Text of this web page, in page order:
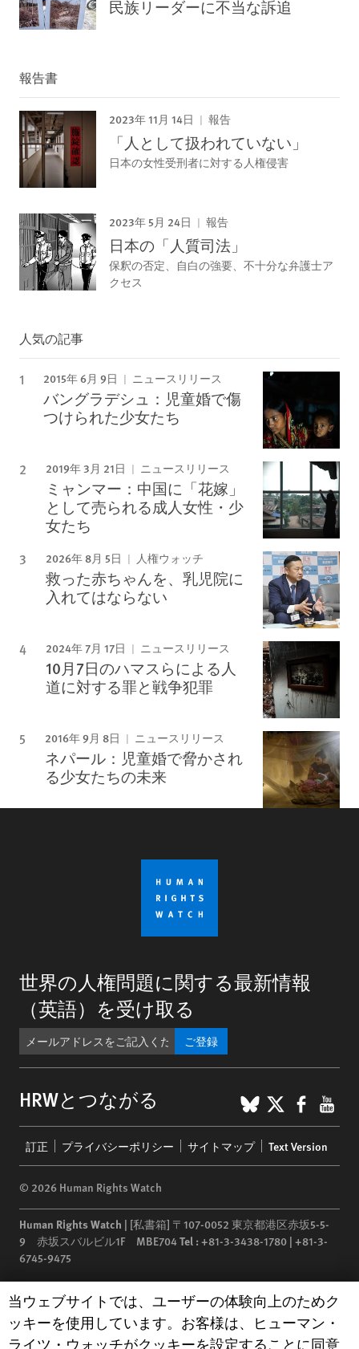
民族リーダーに不当な訴追
報告書
2023年 11月 14日 報告
「人として扱われていない」
日本の女性受刑者に対する人権侵害
2023年 5月 24日 報告
日本の「人質司法」
保釈の否定、自白の強要、不十分な弁護士ア
クセス
人気の記事
2015年 6月 9日 ニュースリリース
バングラデシュ：児童婚で傷
つけられた少女たち
2019年 3月 21日 ニュースリリース
ミャンマー：中国に「花嫁」
として売られる成人女性・少
女たち
2026年 8月 5日 人権ウォッチ
救った赤ちゃんを、乳児院に
入れてはならない
2024年 7月 17日 ニュースリリース
10月7日のハマスらによる人
道に対する罪と戦争犯罪
2016年 9月 8日 ニュースリリース
ネパール：児童婚で脅かされ
る少女たちの未来
世界の人権問題に関する最新情報
（英語）を受け取る
ご登録
HRWとつながる BlueSky
X
menu
訂正 プライバシーポリシー サイトマップ Text Version
© 2026 Human Rights Watch
Human Rights Watch | [私書箱] 〒107-0052 東京都港区赤坂5-5-
9 赤坂スバルビル1F MBE704Tel :+81-3-3438-1780 | +81-3-
6745-9475
under EIN: 13-2875808
Human Rights Watch cookie preferences
当ウェブサイトでは、ユーザーの体験向上のためク
ッキーを使用しています。お客様は、ヒューマン・
ライツ・ウォッチがクッキーを設定することに同意